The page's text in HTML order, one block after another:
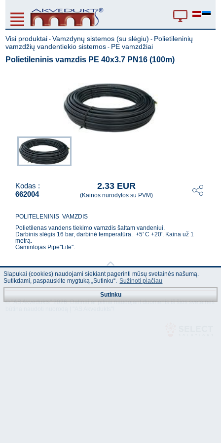
Visi produktai -Vamzdynų sistemos (su slėgiu) - Polietileninių
vamzdžių vandentiekio sistemos - PE vamzdžiai
Polietileninis vamzdis PE 40x3.7 PN16 (100m)
Kodas :
662004
2.33 EUR
(Kainos nurodytos su PVM)
POLITELENINIS VAMZDIS
Polietilenas vandens tiekimo vamzdis šaltam vandeniui.
Darbinis slėgis 16 bar, darbinė temperatūra. +5' C +20'. Kaina už 1
metrą.
Gamintojas Pipe''Life''.
© "AS Akvedukts" 2026. Dalinai ar pilnai naudojant duomenis iš šios svetainės
Slapukai (cookies) naudojami siekiant pagerinti mūsų svetainės našumą.
Sutikdami, paspauskite mygtuką „Sutinku“. Sužinoti plačiau
Sutinku